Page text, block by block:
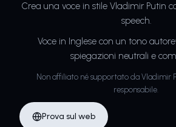
Crea una voce in stile Vladimir Putin
speech.
Voce in Inglese con un tono
spiegazioni neutrali e
Non affiliato né supportato da Vladimir
responsabile.
Prova sul web